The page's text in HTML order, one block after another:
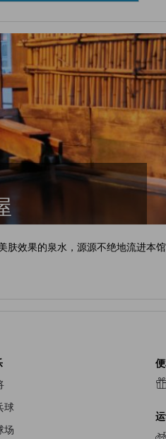
肤效果的泉水，源源不绝地流进本
球
场